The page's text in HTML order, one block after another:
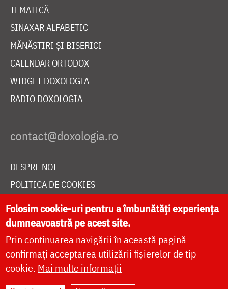
TEMATICĂ
SINAXAR ALFABETIC
MĂNĂSTIRI ȘI BISERICI
CALENDAR ORTODOX
WIDGET DOXOLOGIA
RADIO DOXOLOGIA
DESPRE NOI
POLITICA DE COOKIES
DONEAZĂ ONLINE PENTRU CATEDRALA NAȚIONALĂ
LIVE
Folosim cookie-uri pentru a îmbunătăți experiența
dumneavoastră pe acest site.
Prin continuarea navigării în această pagină
confirmați acceptarea utilizării fișierelor de tip
cookie. Mai multe informații